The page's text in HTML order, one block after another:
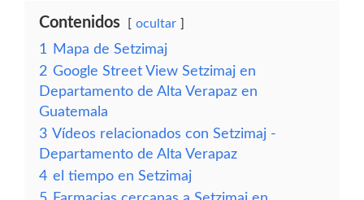
Contenidos ocultar
1
Mapa de Setzimaj
2 Google Street View Setzimaj en
Departamento de Alta Verapaz en
Guatemala
3 Vídeos relacionados con Setzimaj -
Departamento de Alta Verapaz
4 el tiempo en Setzimaj